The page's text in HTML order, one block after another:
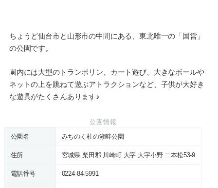
ちょうど仙台市と山形市の中間にある、東北唯一の「国営」
の公園です。
園内には大型のトランポリン、カート遊び、大きなボールや
ネットの上を跳ねて遊ぶアトラクションなど、子供が大好き
な遊具がたくさんあります♪
公園情報
公園名
みちのく杜の湖畔公園
住所 宮城県 柴田郡 川崎町 大字 大字小野 二本松53-9
電話番号 0224-84-5991